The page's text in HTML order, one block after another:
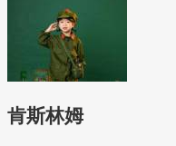
肯斯林姆